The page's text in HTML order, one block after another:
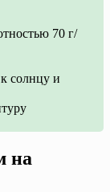
70 г/
солнцу и
на